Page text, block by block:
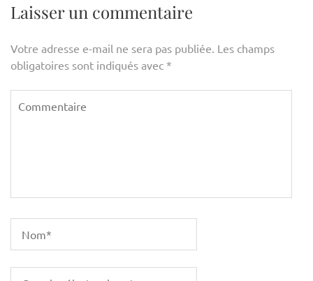
Laisser un commentaire
Votre adresse e-mail ne sera pas publiée. Les champs
obligatoires sont indiqués avec *